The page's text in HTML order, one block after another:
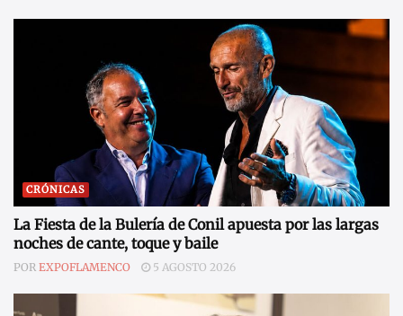
CRÓNICAS
La Fiesta de la Bulería de Conil apuesta por las largas
noches de cante, toque y baile
POR EXPOFLAMENCO 5 AGOSTO 2026